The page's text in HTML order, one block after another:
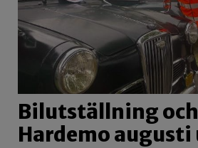
Bilutställning
Hardemo augusti